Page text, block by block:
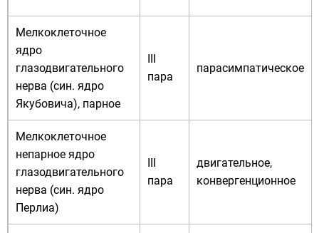
Мелкоклеточное
ядро
глазодвигательного
нерва (син. ядро
Якубовича), парное
III
пара
парасимпатическое
Мелкоклеточное
непарное ядро
глазодвигательного
нерва (син. ядро
Перлиа)
III
пара
двигательное,
конвергенционное